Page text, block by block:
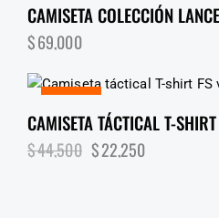
CAMISETA COLECCIÓN
$69,000
¡OFERTA!
CAMISETA TÁCTICAL T-
$44,500 $22,250